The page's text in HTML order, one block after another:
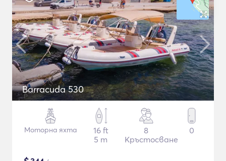
Barracuda 530
Моторна яхта
16 ft
5 m
8
Кръстосване
0